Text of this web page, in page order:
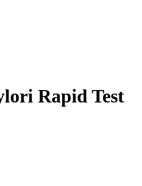
Rapid Test